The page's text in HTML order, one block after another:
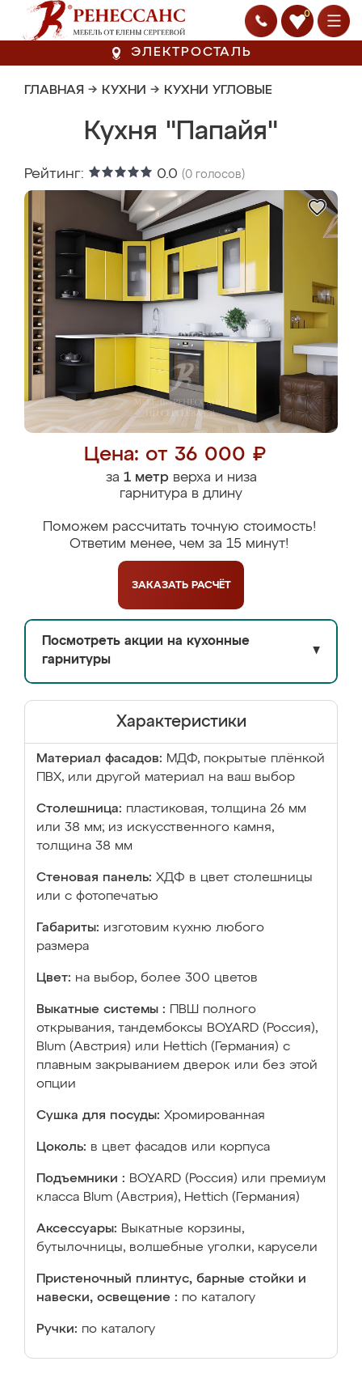
0
ЭЛЕКТРОСТАЛЬ
ГЛАВНАЯ → КУХНИ → КУХНИ УГЛОВЫЕ
Кухня "Папайя"
Рейтинг: 0.0 (0 голосов)
Цена: от 36 000 ₽
за 1 метрверха и низа
гарнитура в длину
Поможем рассчитать точную стоимость!
Ответим менее, чем за 15 минут!
ЗАКАЗАТЬ РАСЧЁТ
Посмотреть акции на кухонные
гарнитуры
▼
Характеристики
Материал фасадов: МДФ, покрытые плёнкой
ПВХ, или другой материал на ваш выбор
Столешница: пластиковая, толщина 26 мм
или 38 мм; из искусственного камня,
толщина 38 мм
Стеновая панель: ХДФ в цвет столешницы
или с фотопечатью
Габариты: изготовим кухню любого
размера
Цвет: на выбор, более 300 цветов
Выкатные системы :
ПВШ полного
открывания, тандембоксы BOYARD (Россия),
Blum (Австрия) или Hettich (Германия) с
плавным закрыванием дверок или без этой
опции
Сушка для посуды: Хромированная
Цоколь: в цвет фасадов или корпуса
Подъемники : BOYARD (Россия) или премиум
класса Blum (Австрия), Hettich (Германия)
Аксессуары: Выкатные корзины,
бутылочницы, волшебные уголки, карусели
Пристеночный плинтус, барные стойки и
навески, освещение : по каталогу
Ручки: по каталогу